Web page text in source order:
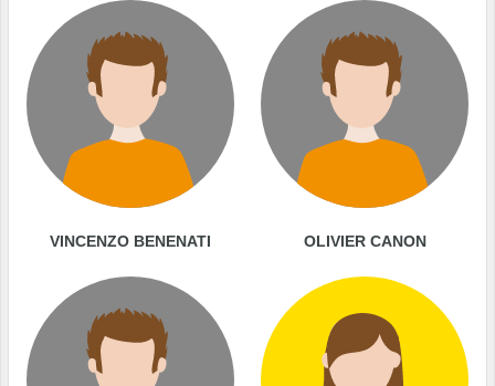
VINCENZO BENENATI OLIVIER CANON